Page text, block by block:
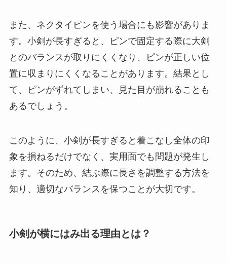
また、ネクタイピンを使う場合にも影響がありま
す。小剣が長すぎると、ピンで固定する際に大剣
とのバランスが取りにくくなり、ピンが正しい位
置に収まりにくくなることがあります。結果とし
て、ピンがずれてしまい、見た目が崩れることも
あるでしょう。
このように、小剣が長すぎると着こなし全体の印
象を損ねるだけでなく、実用面でも問題が発生し
ます。そのため、結ぶ際に長さを調整する方法を
知り、適切なバランスを保つことが大切です。
小剣が横にはみ出る理由とは？